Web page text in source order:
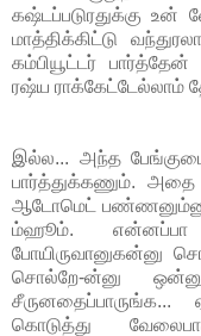
கஷ்டப்படுரதுக்கு
மாத்திக்கிட்டு
கம்பியூட்டர்
ரஷ்ய ராக்கேட்டேல்லாம்
இல்ல... அந்த
பார்த்துக்கணும். அதை
ஆடோமெட்
ம்ஹூம். என்னப்பா
போயிருவானுகன்னு
சொல்றே-ன்னு
கொடுத்து